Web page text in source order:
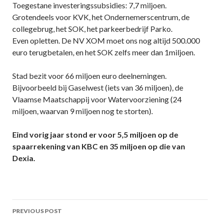
Toegestane investeringssubsidies: 7,7 miljoen.
Grotendeels voor KVK, het Ondernemerscentrum, de
collegebrug, het SOK, het parkeerbedrijf Parko.
Even opletten. De NV XOM moet ons nog altijd 500.000
euro terugbetalen, en het SOK zelfs meer dan 1miljoen.
Stad bezit voor 66 miljoen euro deelnemingen.
Bijvoorbeeld bij Gaselwest (iets van 36 miljoen), de
Vlaamse Maatschappij voor Watervoorziening (24
miljoen, waarvan 9 miljoen nog te storten).
Eind vorig jaar stond er voor 5,5 miljoen op de
spaarrekening van KBC en 35 miljoen op die van
Dexia.
Post
PREVIOUS POST